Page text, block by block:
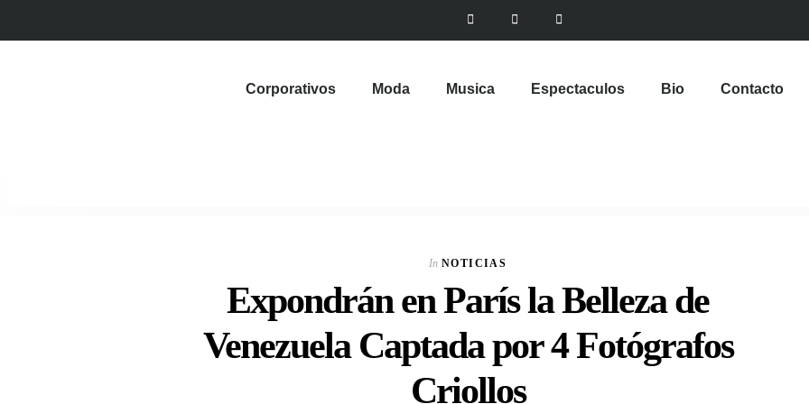
Corporativos Moda Musica Espectaculos Bio Contacto
In NOTICIAS
Expondrán en París la Belleza de
Venezuela Captada por 4 Fotógrafos
Criollos